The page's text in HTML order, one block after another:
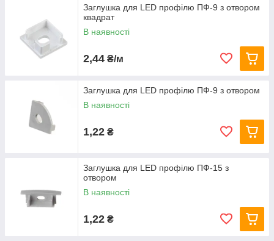
Заглушка для LED профілю ПФ-9 з отвором
квадрат
В наявності
2,44 ₴/м
Заглушка для LED профілю ПФ-9 з отвором
В наявності
1,22 ₴
Заглушка для LED профілю ПФ-15 з
отвором
В наявності
1,22 ₴